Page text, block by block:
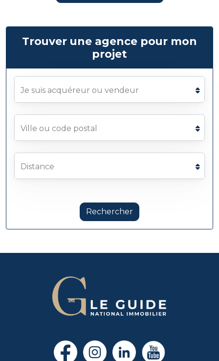
Trouver une agence pour mon
projet
Je suis acquéreur ou vendeur
Ville ou code postal
Distance
Rechercher